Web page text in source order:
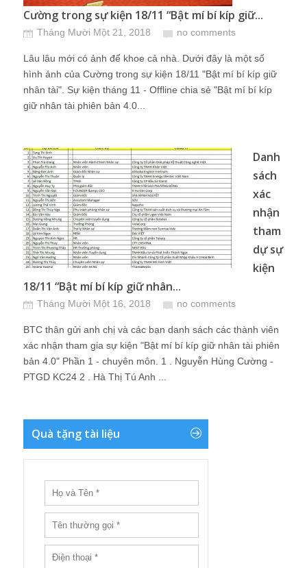
Cường trong sự kiện 18/11 “Bật mí bí kíp giữ...
Tháng Mười Một 21, 2018 no comments
Lâu lâu mới có ảnh để khoe cả nhà. Dưới đây là một số
hình ảnh của Cường trong sự kiện 18/11 "Bật mí bí kíp giữ
nhân tài". Sự kiện tháng 11 - Offline chia sẻ "Bật mí bí kíp
giữ nhân tài phiên bản 4.0...
Danh
sách
xác
nhận
tham
dự sự
kiện
18/11 “Bật mí bí kíp giữ nhân...
Tháng Mười Một 16, 2018 no comments
BTC thân gửi anh chị và các bạn danh sách các thành viên
xác nhận tham gia sự kiện "Bật mí bí kíp giữ nhân tài phiên
bản 4.0" Phần 1 - chuyên môn. 1 . Nguyễn Hùng Cường -
PTGD KC24 2 . Hà Thị Tú Anh ...
Quà tặng tài liệu